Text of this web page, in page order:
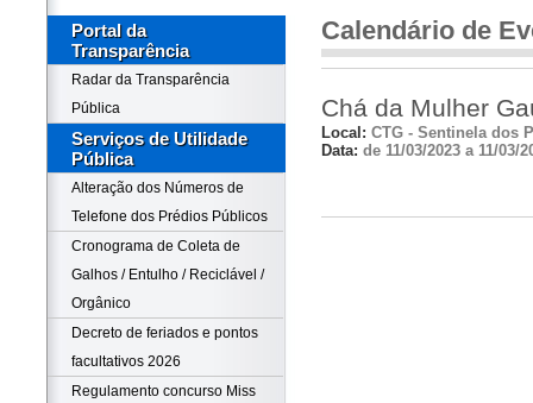
Portal da
Transparência
Radar da Transparência
Pública
Serviços de Utilidade
Pública
Alteração dos Números de
Telefone dos Prédios Públicos
Cronograma de Coleta de
Galhos / Entulho / Reciclável /
Orgânico
Decreto de feriados e pontos
facultativos 2026
Regulamento concurso Miss
Calendário de
Chá da Mulher
Local: CTG - Sentinela dos
Data: de 11/03/2023 a 11/03/